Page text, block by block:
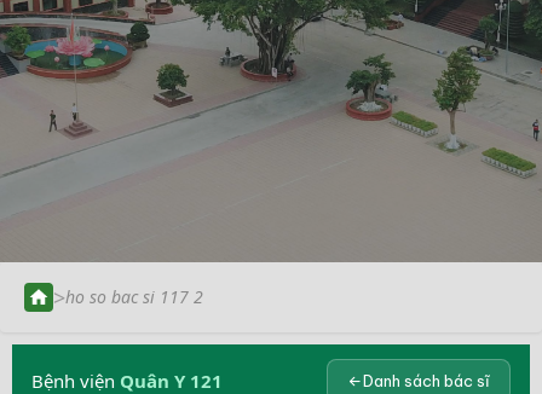
>ho so bac si 117 2
Bệnh viện Quân Y 121 Danh sách bác sĩ